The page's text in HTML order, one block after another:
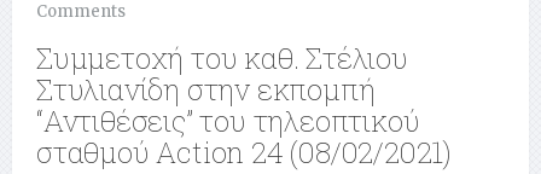
Comments
Συμμετοχή του καθ. Στέλιου
Στυλιανίδη στην εκπομπή
“Αντιθέσεις” του τηλεοπτικού
σταθμού Action 24 (08/02/2021)